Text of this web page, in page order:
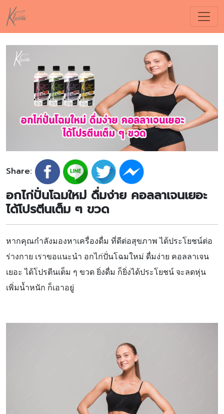
Share:
อกไก่ปั่นโฉมใหม่ ดื่มง่าย คอลลาเจนเยอะ
ได้โปรตีนเต็ม ๆ ขวด
หากคุณกำลังมองหาเครื่องดื่ม ที่ดีต่อสุขภาพ ได้ประโยชน์ต่อ
ร่างกาย เราขอแนะนำ อกไก่ปั่นโฉมใหม่ ดื่มง่าย คอลลาเจน
เยอะ ได้โปรตีนเต็ม ๆ ขวด ยิ่งดื่ม ก็ยิ่งได้ประโยชน์ จะลดหุ่น
เพิ่มน้ำหนัก ก็เอาอยู่